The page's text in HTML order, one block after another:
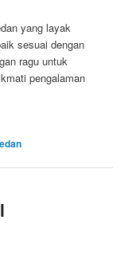
yang layak
sesuai dengan
ragu untuk
pengalaman